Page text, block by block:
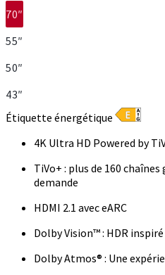
70″
55″
50″
43″
Étiquette énergétique
4K Ultra HD Powered by
TiVo+ : plus de 160
demande
HDMI 2.1 avec eARC
Dolby Vision™ : HDR
Dolby Atmos® : Une